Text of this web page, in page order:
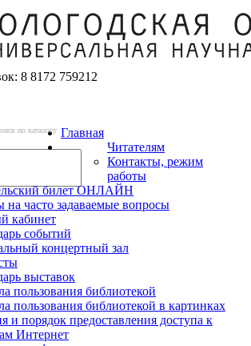
8 8172 759212
по каталогу Главная
Читателям
Контакты, режим
работы
билет ОНЛАЙН
на часто задаваемые вопросы
кабинет
событий
концертный зал
выставок
пользования библиотекой
пользования библиотекой в картинках
и порядок предоставления доступа к
Интернет